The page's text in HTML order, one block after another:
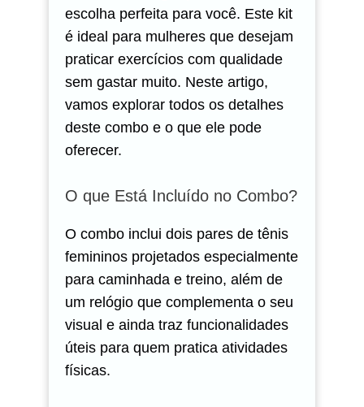
escolha perfeita para você. Este kit
é ideal para mulheres que desejam
praticar exercícios com qualidade
sem gastar muito. Neste artigo,
vamos explorar todos os detalhes
deste combo e o que ele pode
oferecer.
O que Está Incluído no Combo?
O combo inclui dois pares de tênis
femininos projetados especialmente
para caminhada e treino, além de
um relógio que complementa o seu
visual e ainda traz funcionalidades
úteis para quem pratica atividades
físicas.